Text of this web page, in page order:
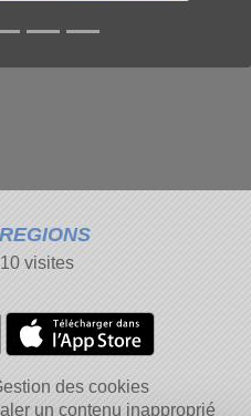
visites
des cookies
un contenu inapproprié